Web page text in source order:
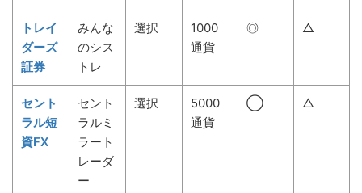
トレイ
ダーズ
証券
みんな
のシス
トレ
選択
1000
通貨
◎ △
セント
ラル短
資FX
セント
ラルミ
ラート
レーダ
ー
選択
5000
通貨
◯ △